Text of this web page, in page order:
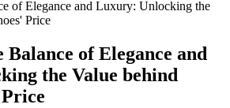
of Elegance⁢ and
the Value behind
Price